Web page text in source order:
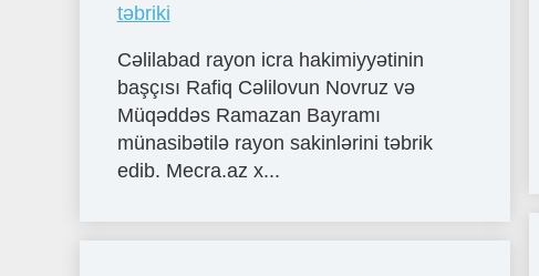
təbriki
Cəlilabad rayon icra hakimiyyətinin
başçısı Rafiq Cəlilovun Novruz və
Müqəddəs Ramazan Bayramı
münasibətilə rayon sakinlərini təbrik
edib. Mecra.az x...